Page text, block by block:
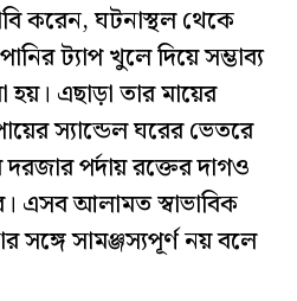
করেন, ঘটনাস্থল থেকে
ট্যাপ খুলে দিয়ে সম্ভাব্য
হয়। এছাড়া তার মায়ের
স্যান্ডেল ঘরের ভেতরে
পর্দায় রক্তের দাগও
এসব আলামত স্বাভাবিক
সঙ্গে সামঞ্জস্যপূর্ণ নয় বলে